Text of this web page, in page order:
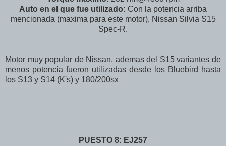
Auto en el que fue utilizado: Con la potencia arriba
mencionada (maxima para este motor), Nissan Silvia S15
Spec-R.
Motor muy popular de Nissan, ademas del S15 variantes de
menos potencia fueron utilizadas desde los Bluebird hasta
los S13 y S14 (K's) y 180/200sx
PUESTO 8: EJ257